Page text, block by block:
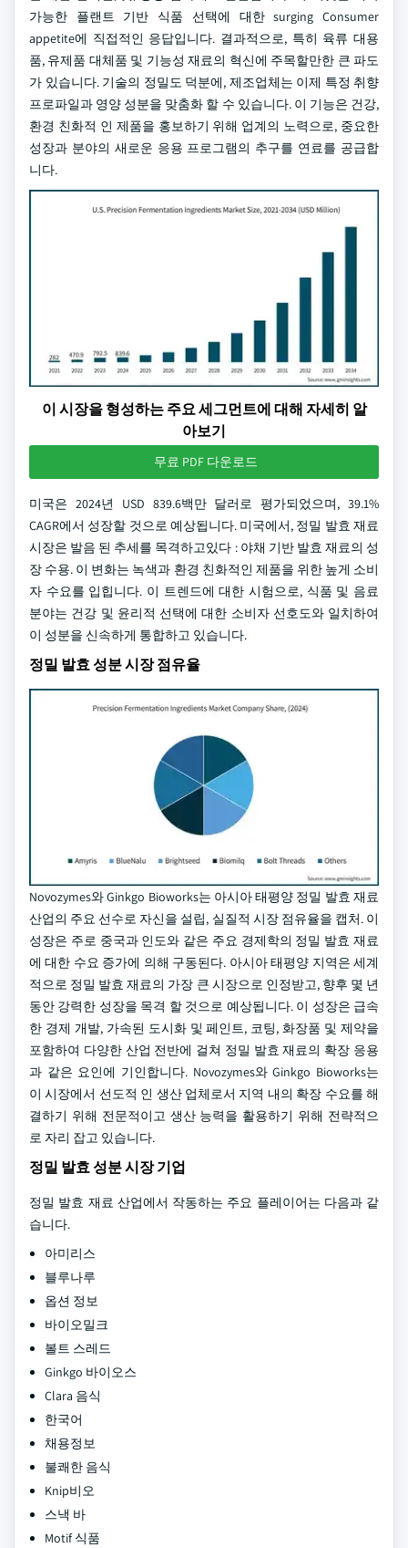
가능한 플랜트 기반 식품 선택에 대한 surging Consumer
appetite에 직접적인 응답입니다. 결과적으로, 특히 육류 대용
품, 유제품 대체품 및 기능성 재료의 혁신에 주목할만한 큰 파도
가 있습니다. 기술의 정밀도 덕분에, 제조업체는 이제 특정 취향
프로파일과 영양 성분을 맞춤화 할 수 있습니다. 이 기능은 건강,
환경 친화적 인 제품을 홍보하기 위해 업계의 노력으로, 중요한
성장과 분야의 새로운 응용 프로그램의 추구를 연료를 공급합
니다.
이 시장을 형성하는 주요 세그먼트에 대해 자세히 알
아보기
무료 PDF 다운로드
미국은 2024년 USD 839.6백만 달러로 평가되었으며, 39.1%
CAGR에서 성장할 것으로 예상됩니다. 미국에서, 정밀 발효 재료
시장은 발음 된 추세를 목격하고있다 : 야채 기반 발효 재료의 성
장 수용. 이 변화는 녹색과 환경 친화적인 제품을 위한 높게 소비
자 수요를 입힙니다. 이 트렌드에 대한 시험으로, 식품 및 음료
분야는 건강 및 윤리적 선택에 대한 소비자 선호도와 일치하여
이 성분을 신속하게 통합하고 있습니다.
정밀 발효 성분 시장 점유율
Novozymes와 Ginkgo Bioworks는 아시아 태평양 정밀 발효 재료
산업의 주요 선수로 자신을 설립, 실질적 시장 점유율을 캡처. 이
성장은 주로 중국과 인도와 같은 주요 경제학의 정밀 발효 재료
에 대한 수요 증가에 의해 구동된다. 아시아 태평양 지역은 세계
적으로 정밀 발효 재료의 가장 큰 시장으로 인정받고, 향후 몇 년
동안 강력한 성장을 목격 할 것으로 예상됩니다. 이 성장은 급속
한 경제 개발, 가속된 도시화 및 페인트, 코팅, 화장품 및 제약을
포함하여 다양한 산업 전반에 걸쳐 정밀 발효 재료의 확장 응용
과 같은 요인에 기인합니다. Novozymes와 Ginkgo Bioworks는
이 시장에서 선도적 인 생산 업체로서 지역 내의 확장 수요를 해
결하기 위해 전문적이고 생산 능력을 활용하기 위해 전략적으
로 자리 잡고 있습니다.
정밀 발효 성분 시장 기업
정밀 발효 재료 산업에서 작동하는 주요 플레이어는 다음과 같
습니다.
아미리스
블루나루
옵션 정보
바이오밀크
볼트 스레드
Ginkgo 바이오스
Clara 음식
한국어
채용정보
불쾌한 음식
Knip비오
스낵 바
Motif 식품